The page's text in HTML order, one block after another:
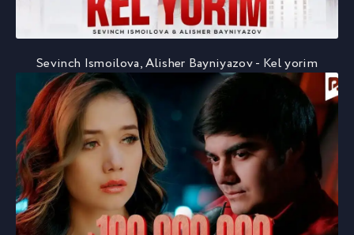
Sevinch Ismoilova, Alisher Bayniyazov - Kel yorim